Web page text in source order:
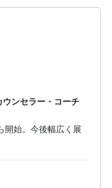
ウンセラー・コーチ
開始。今後幅広く展